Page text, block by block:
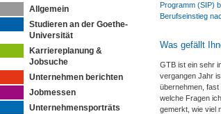
Allgemein
Studieren an der Goethe-
Universität
Karriereplanung &
Jobsuche
Unternehmen berichten
Jobmessen
Unternehmensporträts
Programm (SIP)
Berufseinstieg
Was gefällt
GTB ist ein sehr
vergangen Jahr
übernehmen, fast
welche Fragen
gemerkt, wie viel